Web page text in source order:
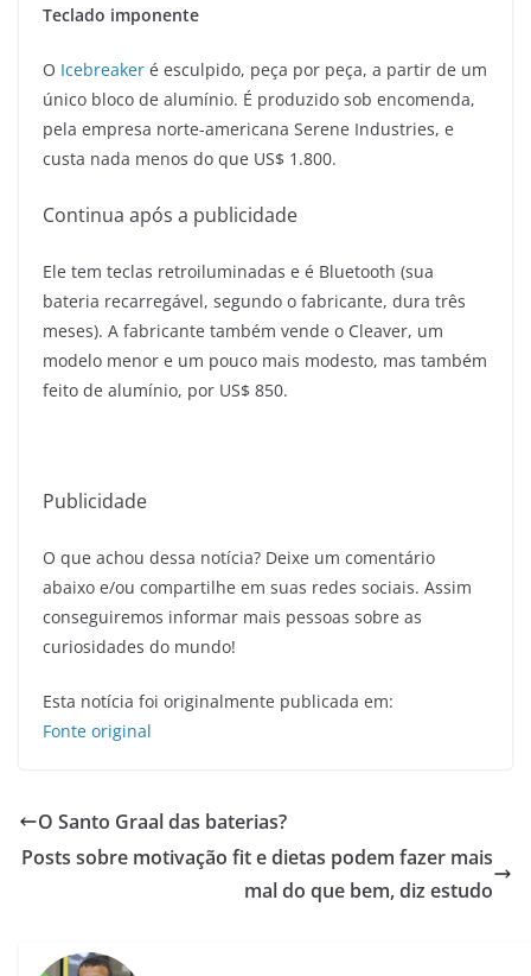
Teclado imponente
O Icebreaker é esculpido, peça por peça, a partir de um
único bloco de alumínio. É produzido sob encomenda,
pela empresa norte-americana Serene Industries, e
custa nada menos do que US$ 1.800.
Continua após a publicidade
Ele tem teclas retroiluminadas e é Bluetooth (sua
bateria recarregável, segundo o fabricante, dura três
meses). A fabricante também vende o Cleaver, um
modelo menor e um pouco mais modesto, mas também
feito de alumínio, por US$ 850.
Publicidade
O que achou dessa notícia? Deixe um comentário
abaixo e/ou compartilhe em suas redes sociais. Assim
conseguiremos informar mais pessoas sobre as
curiosidades do mundo!
Esta notícia foi originalmente publicada em:
Fonte original
O Santo Graal das baterias?
Posts sobre motivação fit e dietas podem fazer mais
mal do que bem, diz estudo